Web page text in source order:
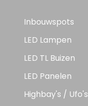
Inbouwspots
LED Lampen
LED TL Buizen
LED Panelen
Highbay's / Ufo's